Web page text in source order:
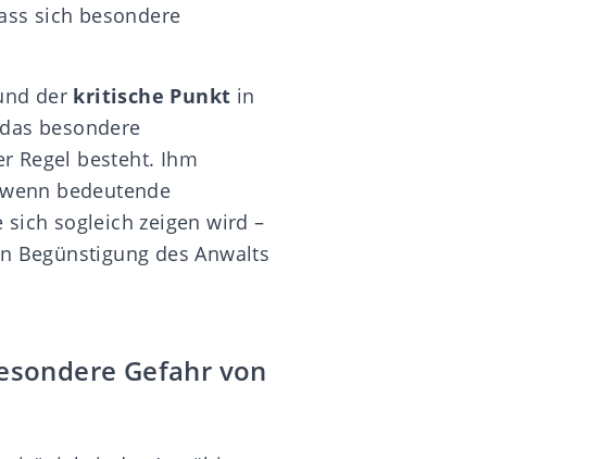
sich besondere
der kritische Punkt in
besondere
Regel besteht. Ihm
bedeutende
sogleich zeigen wird –
Begünstigung des Anwalts
Gefahr von